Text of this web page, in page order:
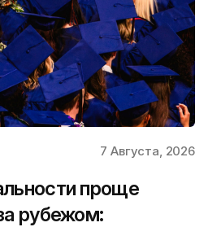
7 Августа, 2026
проще
рубежом: